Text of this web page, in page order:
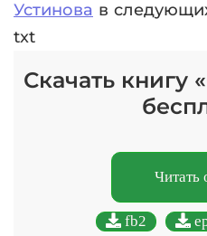
Устинова в
txt
Скачать книгу
Читать
fb2